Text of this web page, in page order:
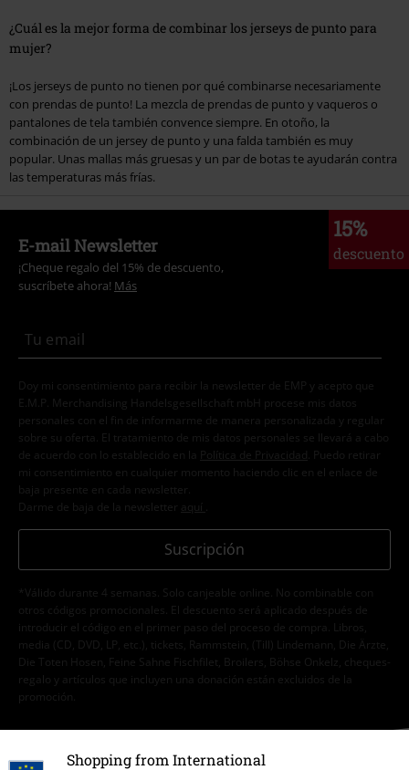
Shopping from International
¿Cuál es la mejor forma de combinar los jerseys de punto para
mujer?
¡Los jerseys de punto no tienen por qué combinarse necesariamente
con prendas de punto! La mezcla de prendas de punto y vaqueros o
pantalones de tela también convence siempre. En otoño, la
combinación de un jersey de punto y una falda también es muy
popular. Unas mallas más gruesas y un par de botas te ayudarán contra
las temperaturas más frías.
15%
descuento
E-mail Newsletter
¡Cheque regalo del 15% de descuento,
suscríbete ahora! Más
Doy mi consentimiento para recibir la newsletter de EMP y acepto que
E.M.P. Merchandising Handelsgesellschaft mbH procese mis datos
personales con el fin de informarme de manera personalizada y regular
sobre su oferta. El tratamiento de mis datos personales se llevará a cabo
de acuerdo con lo establecido en la
Política de Privacidad . Puedo retirar
mi consentimiento en cualquier momento haciendo clic en el enlace de
baja presente en cada newsletter.
Darme de baja de la newsletter
aquí
Suscripción
*Válido durante 4 semanas. Solo canjeable online. No combinable con
otros códigos promocionales. El descuento será aplicado después de
introducir el código en el primer paso del proceso de compra. Libros,
media (CD, DVD, LP, etc.), tickets, Rammstein, (Till) Lindemann, Die Ärzte,
Die Toten Hosen, Feine Sahne Fischfilet, Broilers, Böhse Onkelz, cheques-
regalo y artículos que incluyen una donación están excluidos de la
promoción.